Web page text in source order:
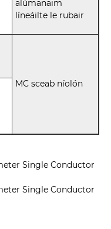
alúmanaim
líneáilte le rubair
MC sceab níolón